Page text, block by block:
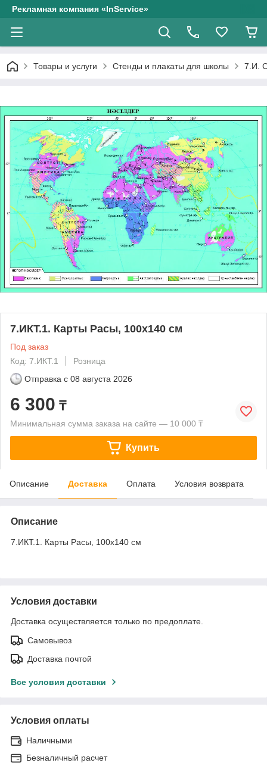
Рекламная компания «InService»
Товары и услуги Стенды и плакаты для школы 7.И.
7.ИКТ.1. Карты Расы, 100х140 см
Под заказ
Код: 7.ИКТ.1
Розница
Отправка с 08 августа 2026
6 300 ₸
Минимальная сумма заказа на сайте — 10 000 ₸
Купить
Описание Доставка Оплата Условия возврата
Описание
7.ИКТ.1. Карты Расы, 100х140 см
Условия доставки
Доставка осуществляется только по предоплате.
Самовывоз
Доставка почтой
Все условия доставки
Условия оплаты
Наличными
Безналичный расчет